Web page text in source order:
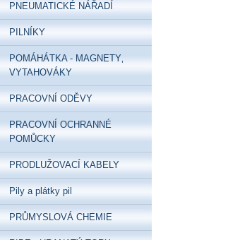
PNEUMATICKÉ NÁŘADÍ
PILNÍKY
POMÁHÁTKA - MAGNETY‚
VYTAHOVÁKY
PRACOVNÍ ODĚVY
PRACOVNÍ OCHRANNÉ
POMŮCKY
PRODLUŽOVACÍ KABELY
Pily a plátky pil
PRŮMYSLOVÁ CHEMIE